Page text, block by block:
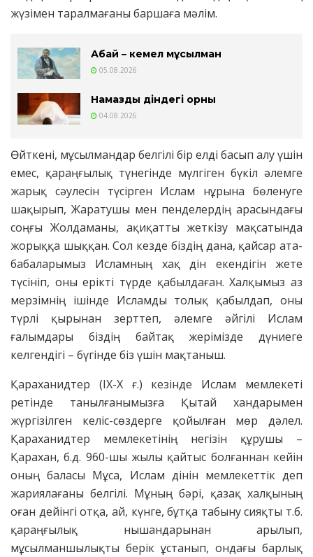
жүзімен таралмағаны баршаға мәлім.
Абай – кемел мұсылман
05.08.2026
Намаздың діндегі орны
04.08.2026
Өйткені, мұсылмандар белгілі бір елді басып алу үшін
емес, қараңғылық түнегінде мүлгіген бүкіл әлемге
жарық сәулесін түсірген Ислам нұрына бөленуге
шақырып, Жаратушы мен пенделердің арасындағы
соңғы Жолдаманы, ақиқатты жеткізу мақсатында
жорыққа шыққан. Сол кезде біздің дана, қайсар ата-
бабаларымыз Исламның хақ дін екендігін жете
түсініп, оны ерікті түрде қабылдаған. Халқымыз аз
мерзімнің ішінде Исламды толық қабылдап, оны
түрлі қырынан зерттеп, әлемге әйгілі Ислам
ғалымдары біздің байтақ жерімізде дүниеге
келгендігі – бүгінде біз үшін мақтаныш.
Қараханидтер (IX-X ғ.) кезінде Ислам мемлекеті
ретінде танылғанымызға Қытай хандарымен
жүргізілген келіс-сөздерге қойылған мөр дәлел.
Қараханидтер мемлекетінің негізін құрушы –
Қарахан, б.д. 960-шы жылы қайтыс болғаннан кейін
оның баласы Мұса, Ислам дінін мемлекеттік деп
жариялағаны белгілі. Мұның бәрі, қазақ халқының
оған дейінгі отқа, ай, күнге, бұтқа табыну сияқты т.б.
қараңғылық нышандарынан арылып,
мұсылманшылықты берік ұстанып, ондағы барлық